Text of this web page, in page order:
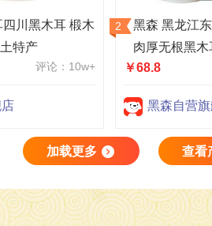
川黑木耳 椴木
特产
评论：10w+
黑森 黑龙江
肉厚无根黑
￥68.8
黑森自营
加载更多 查看